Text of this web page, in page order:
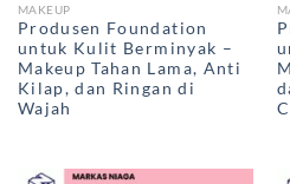
MAKEUP
Produsen Foundation
untuk Kulit Berminyak –
Makeup Tahan Lama, Anti
Kilap, dan Ringan di
Wajah